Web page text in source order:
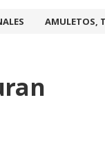
AMULETOS,